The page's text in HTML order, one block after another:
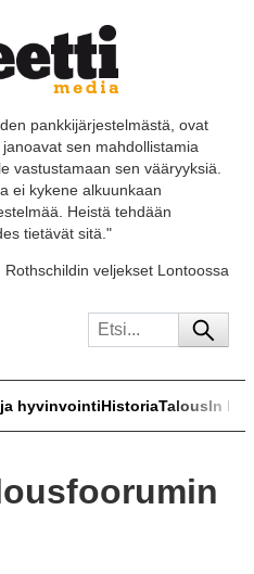
pankkijärjestelmästä, ovat
sen mahdollistamia
vastustamaan sen vääryyksiä.
ei kykene alkuunkaan
Heistä tehdään
tietävät sitä."
Rothschildin veljekset Lontoossa
hyvinvointiHistoriaTalousIn